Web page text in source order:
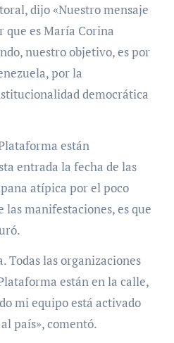
dijo «Nuestro mensaje
que es María Corina
nuestro objetivo, es por
por la
democrática
están
entrada la fecha de las
atípica por el poco
las manifestaciones, es que
Todas las organizaciones
están en la calle,
mi equipo está activado
país», comentó.